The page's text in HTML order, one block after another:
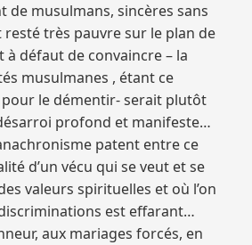
de musulmans, sincères sans
très pauvre sur le plan de
à défaut de convaincre – la
musulmanes , étant ce
pour le démentir- serait plutôt
profond et manifeste…
patent entre ce
d’un vécu qui se veut et se
valeurs spirituelles et où l’on
est effarant…
aux mariages forcés, en